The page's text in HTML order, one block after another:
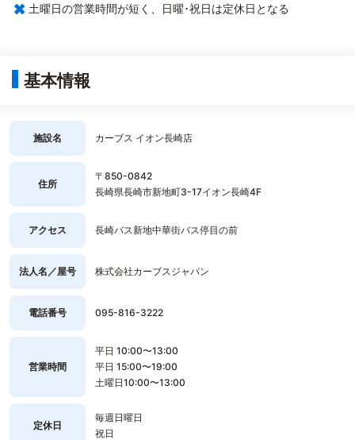
× 土曜日の営業時間が短く、日曜･祝日は定休日となる
基本情報
施設名 カーブス イオン長崎店
住所
〒850-0842
長崎県長崎市新地町3-17イオン長崎4F
アクセス 長崎バス新地中華街バス停目の前
法人名／屋号 株式会社カーブスジャパン
電話番号 095-816-3222
営業時間
平日 10:00〜13:00
平日 15:00〜19:00
土曜日10:00〜13:00
定休日
毎週日曜日
祝日